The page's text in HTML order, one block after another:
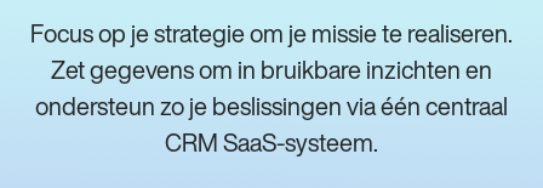
Focus op je strategie om je missie te realiseren.
Zet gegevens om in bruikbare inzichten en
ondersteun zo je beslissingen via één centraal
CRM SaaS-systeem.